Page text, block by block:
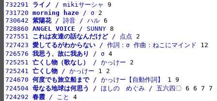
732291 ライノ / mikiサーシャ
731720 morning haze / σ
730642 紫陽花 / 詩音 / ハル
728860 ANGEL VOICE / SUNNY
727551 これは友達の話なんだけど / 点点
727423 愛してるがわからない / 作詞：σ 作曲：ねこにマインド
726576 我思う、故に我あり / σ
725251 亡くし物（歌なし） / かっけー
725241 亡くし物 / かっけー
724670 何度でも旅立船まで / かっけー【自動作詞】
724504 母なる地球は何思う
/ ほしの　めぐみ / 五六四〇
724292 春霞 / こと